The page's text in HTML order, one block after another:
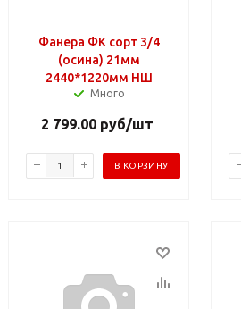
Фанера ФК сорт 3/4
(осина) 21мм
2440*1220мм НШ
Много
2 799.00 руб/шт
В КОРЗИНУ